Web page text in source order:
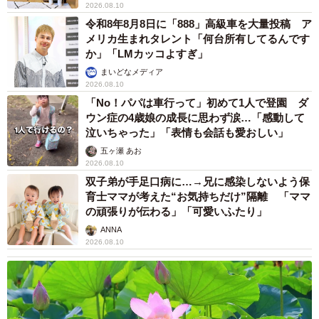
2026.08.10
令和8年8月8日に「888」高級車を大量投稿 ア
メリカ生まれタレント「何台所有してるんです
か」「LMカッコよすぎ」
まいどなメディア
2026.08.10
「No！パパは車行って」初めて1人で登園 ダ
ウン症の4歳娘の成長に思わず涙…「感動して
泣いちゃった」「表情も会話も愛おしい」
五ヶ瀬 あお
2026.08.10
双子弟が手足口病に…→兄に感染しないよう保
育士ママが考えた“お気持ちだけ”隔離 「ママ
の頑張りが伝わる」「可愛いふたり」
ANNA
2026.08.10